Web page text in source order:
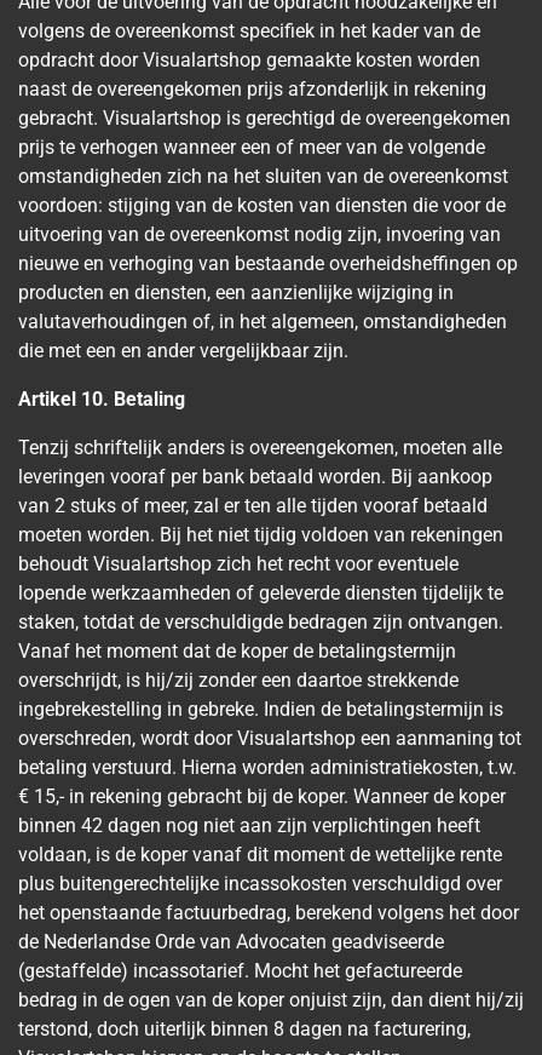
volgens de overeenkomst specifiek in het kader van de
opdracht door Visualartshop gemaakte kosten worden
naast de overeengekomen prijs afzonderlijk in rekening
gebracht. Visualartshop is gerechtigd de overeengekomen
prijs te verhogen wanneer een of meer van de volgende
omstandigheden zich na het sluiten van de overeenkomst
voordoen: stijging van de kosten van diensten die voor de
uitvoering van de overeenkomst nodig zijn, invoering van
nieuwe en verhoging van bestaande overheidsheffingen op
producten en diensten, een aanzienlijke wijziging in
valutaverhoudingen of, in het algemeen, omstandigheden
die met een en ander vergelijkbaar zijn.
Artikel 10. Betaling
Tenzij schriftelijk anders is overeengekomen, moeten alle
leveringen vooraf per bank betaald worden. Bij aankoop
van 2 stuks of meer, zal er ten alle tijden vooraf betaald
moeten worden. Bij het niet tijdig voldoen van rekeningen
behoudt Visualartshop zich het recht voor eventuele
lopende werkzaamheden of geleverde diensten tijdelijk te
staken, totdat de verschuldigde bedragen zijn ontvangen.
Vanaf het moment dat de koper de betalingstermijn
overschrijdt, is hij/zij zonder een daartoe strekkende
ingebrekestelling in gebreke. Indien de betalingstermijn is
overschreden, wordt door Visualartshop een aanmaning tot
betaling verstuurd. Hierna worden administratiekosten, t.w.
€ 15,- in rekening gebracht bij de koper. Wanneer de koper
binnen 42 dagen nog niet aan zijn verplichtingen heeft
voldaan, is de koper vanaf dit moment de wettelijke rente
plus buitengerechtelijke incassokosten verschuldigd over
het openstaande factuurbedrag, berekend volgens het door
de Nederlandse Orde van Advocaten geadviseerde
(gestaffelde) incassotarief. Mocht het gefactureerde
bedrag in de ogen van de koper onjuist zijn, dan dient hij/zij
terstond, doch uiterlijk binnen 8 dagen na facturering,